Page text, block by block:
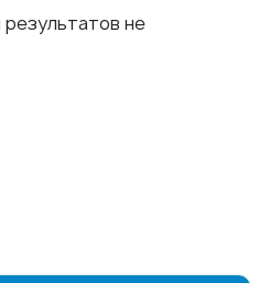
не